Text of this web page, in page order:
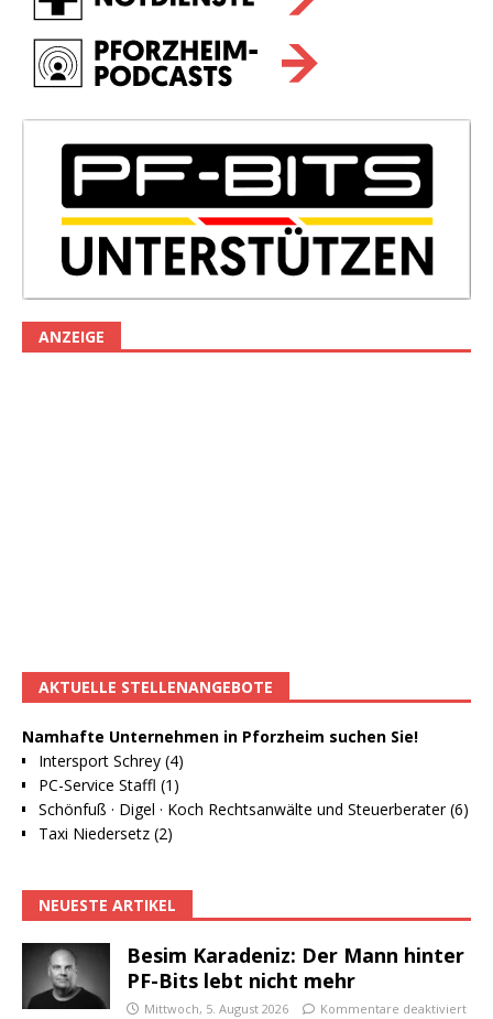
ANZEIGE
AKTUELLE STELLENANGEBOTE
Namhafte Unternehmen in Pforzheim suchen Sie!
Intersport Schrey (4)
PC-Service Staffl (1)
Schönfuß · Digel · Koch Rechtsanwälte und Steuerberater (6)
Taxi Niedersetz (2)
NEUESTE ARTIKEL
Besim Karadeniz: Der Mann hinter
PF-Bits lebt nicht mehr
Mittwoch, 5. August 2026 Kommentare deaktiviert